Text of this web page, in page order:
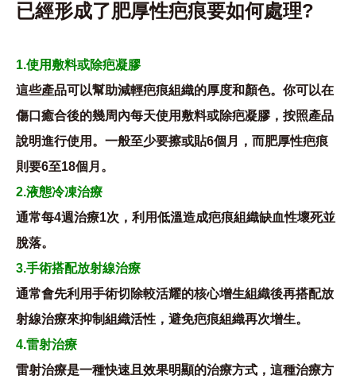
已經形成了肥厚性疤痕要如何處理?
1.使用敷料或除疤凝膠
這些產品可以幫助減輕疤痕組織的厚度和顏色。你可以在
傷口癒合後的幾周內每天使用敷料或除疤凝膠，按照產品
說明進行使用。一般至少要擦或貼6個月，而肥厚性疤痕
則要6至18個月。
2.液態冷凍治療
通常每4週治療1次，利用低溫造成疤痕組織缺血性壞死並
脫落。
3.手術搭配放射線治療
通常會先利用手術切除較活耀的核心增生組織後再搭配放
射線治療來抑制組織活性，避免疤痕組織再次增生。
4.雷射治療
雷射治療是一種快速且效果明顯的治療方式，這種治療方